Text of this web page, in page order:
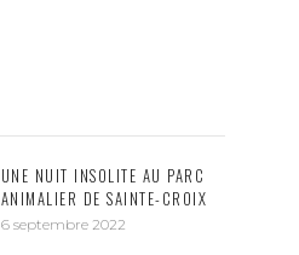
UNE NUIT INSOLITE AU PARC
ANIMALIER DE SAINTE-CROIX
6 septembre 2022